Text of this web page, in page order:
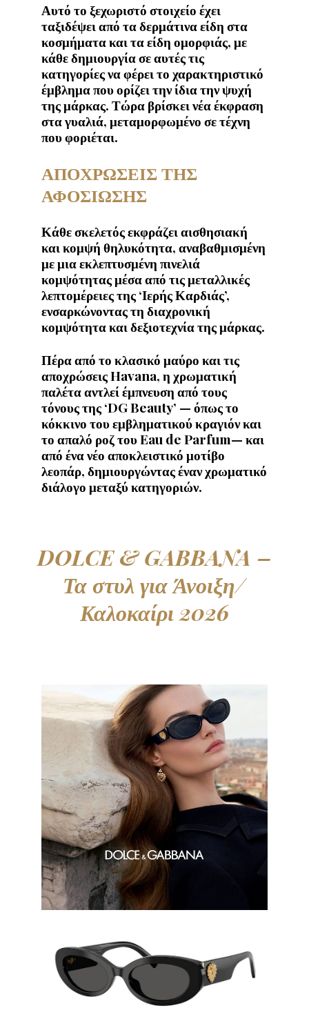
Αυτό το ξεχωριστό στοιχείο έχει
ταξιδέψει από τα δερμάτινα είδη στα
κοσμήματα και τα είδη ομορφιάς, με
κάθε δημιουργία σε αυτές τις
κατηγορίες να φέρει το χαρακτηριστικό
έμβλημα που ορίζει την ίδια την ψυχή
της μάρκας. Τώρα βρίσκει νέα έκφραση
στα γυαλιά, μεταμορφωμένο σε τέχνη
που φοριέται.
ΑΠΟΧΡΩΣΕΙΣ ΤΗΣ
ΑΦΟΣΙΩΣΗΣ
Κάθε σκελετός εκφράζει αισθησιακή
και κομψή θηλυκότητα, αναβαθμισμένη
με μια εκλεπτυσμένη πινελιά
κομψότητας μέσα από τις μεταλλικές
λεπτομέρειες της ‘Ιερής Καρδιάς’,
ενσαρκώνοντας τη διαχρονική
κομψότητα και δεξιοτεχνία της μάρκας.
Πέρα από το κλασικό μαύρο και τις
αποχρώσεις Havana, η χρωματική
παλέτα αντλεί έμπνευση από τους
τόνους της ‘DG Beauty’ — όπως το
κόκκινο του εμβληματικού κραγιόν και
το απαλό ροζ του Eau de Parfum— και
από ένα νέο αποκλειστικό μοτίβο
λεοπάρ, δημιουργώντας έναν χρωματικό
διάλογο μεταξύ κατηγοριών.
DOLCE & GABBANA –
Τα στυλ για Άνοιξη/
Καλοκαίρι 2026